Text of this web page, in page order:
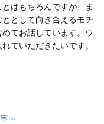
はもちろんですが、ま
として向き合えるモチ
てお話しています。ウ
ていただきたいです。
»